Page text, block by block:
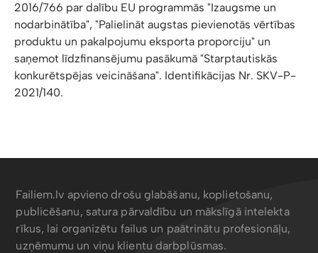
2016/766 par dalību EU programmās "Izaugsme un
nodarbinātība", "Palielināt augstas pievienotās vērtības
produktu un pakalpojumu eksporta proporciju" un
saņemot līdzfinansējumu pasākumā "Starptautiskās
konkurētspējas veicināšana". Identifikācijas Nr. SKV-P-
2021/140.
Failiem.lv apvieno drošu glabāšanu, koplietošanu,
publicēšanu, satura pārvaldību un mākslīgā intelekta
rīkus, lai organizētu failus un paātrinātu profesionāļu,
uzņēmumu un viņu klientu darbplūsmas.